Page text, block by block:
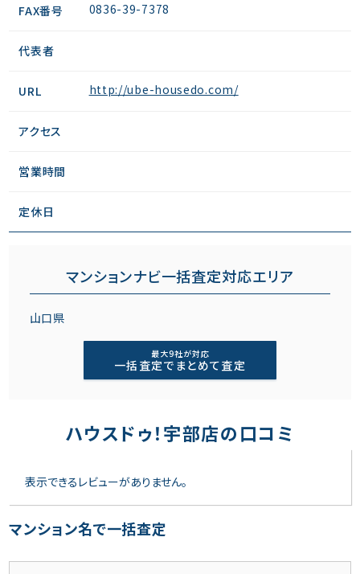
FAX番号 0836-39-7378
代表者
URL http://ube-housedo.com/
アクセス
営業時間
定休日
マンションナビ一括査定対応エリア
山口県
最大9社が対応
一括査定でまとめて査定
ハウスドゥ！宇部店の口コミ
表示できるレビューがありません。
マンション名で一括査定